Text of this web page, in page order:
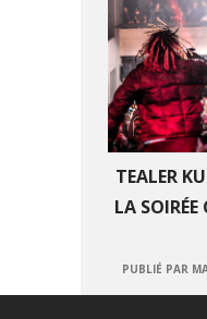
TEALER
LA SOIRÉE
PUBLIÉ PAR